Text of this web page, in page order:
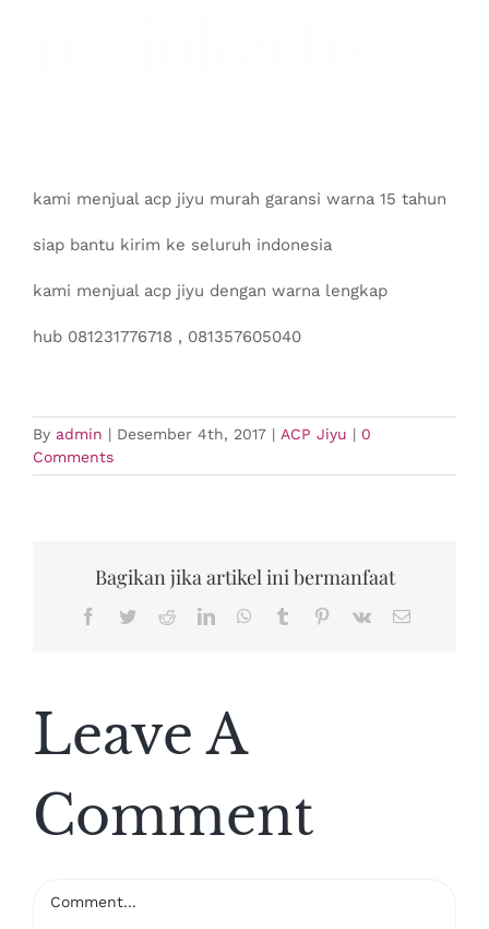
kami menjual acp jiyu murah garansi warna 15 tahun
siap bantu kirim ke seluruh indonesia
kami menjual acp jiyu dengan warna lengkap
hub 081231776718 , 081357605040
By admin | Desember 4th, 2017 | ACP Jiyu | 0
Comments
Bagikan jika artikel ini bermanfaat
Facebook
TwitterRedditLinkedInWhatsApp
Tumblr Pinterest
Vk Email
Leave A
Comment